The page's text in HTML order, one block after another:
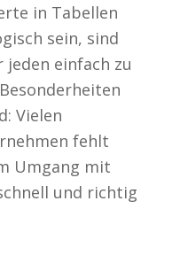
in Tabellen
sein, sind
einfach zu
Vielen
fehlt
Umgang mit
und richtig